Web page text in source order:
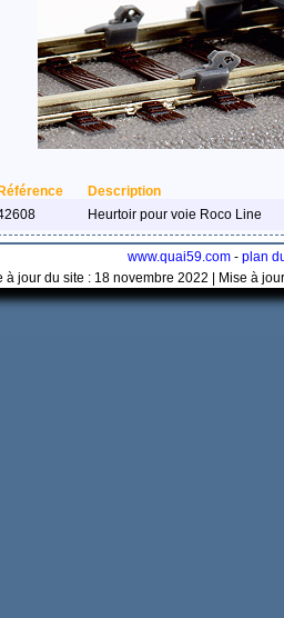
Référence Description
Heurtoir pour voie Roco Line
www.quai59.com - plan
à jour du site : 18 novembre 2022 | Mise à